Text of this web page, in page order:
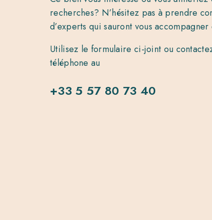
recherches? N’hésitez pas à prendre
d’experts qui sauront vous
Utilisez le formulaire ci-joint ou
téléphone au
+33 5 57 80 73 40